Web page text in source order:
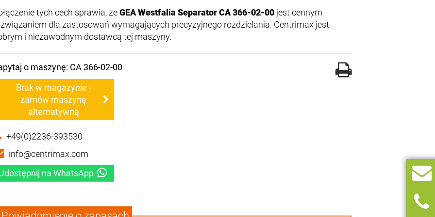
tych cech sprawia, żeGEA Westfalia Separator CA 366-02-00 jest cennym
dla zastosowań wymagających precyzyjnego rozdzielania. Centrimax jest
i niezawodnym dostawcą tej maszyny.
o maszynę: CA 366-02-00
Brak w magazynie -
zamów maszynę
alternatywną
+49(0)2236-393530
info@centrimax.com
na WhatsApp